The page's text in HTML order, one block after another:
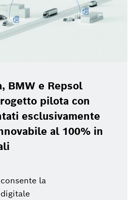
BMW e Repsol
pilota con
esclusivamente
al 100% in
la